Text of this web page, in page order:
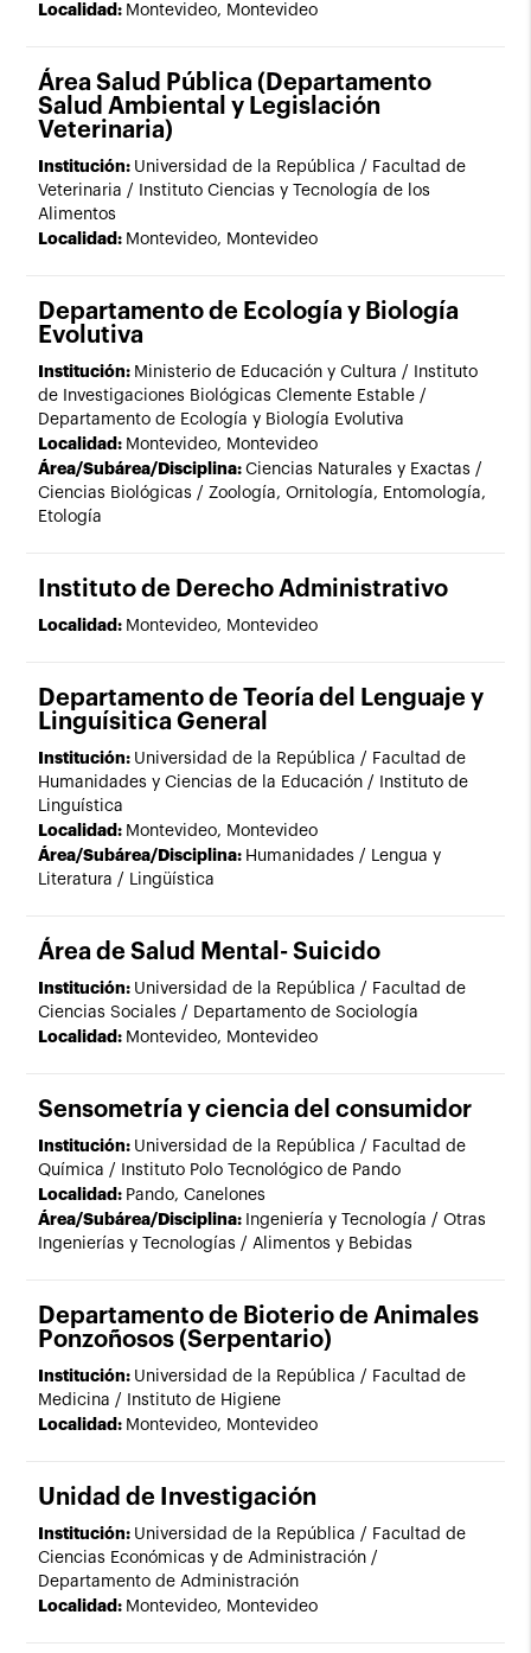
Localidad: Montevideo, Montevideo
Área Salud Pública (Departamento
Salud Ambiental y Legislación
Veterinaria)
Institución: Universidad de la República / Facultad de
Veterinaria / Instituto Ciencias y Tecnología de los
Alimentos
Localidad: Montevideo, Montevideo
Departamento de Ecología y Biología
Evolutiva
Institución: Ministerio de Educación y Cultura / Instituto
de Investigaciones Biológicas Clemente Estable /
Departamento de Ecología y Biología Evolutiva
Localidad: Montevideo, Montevideo
Área/Subárea/Disciplina:Ciencias Naturales y Exactas /
Ciencias Biológicas / Zoología, Ornitología, Entomología,
Etología
Instituto de Derecho Administrativo
Localidad: Montevideo, Montevideo
Departamento de Teoría del Lenguaje y
Linguísitica General
Institución: Universidad de la República / Facultad de
Humanidades y Ciencias de la Educación / Instituto de
Linguística
Localidad: Montevideo, Montevideo
Área/Subárea/Disciplina: Humanidades / Lengua y
Literatura / Lingüística
Área de Salud Mental- Suicido
Institución: Universidad de la República / Facultad de
Ciencias Sociales / Departamento de Sociología
Localidad: Montevideo, Montevideo
Sensometría y ciencia del consumidor
Institución: Universidad de la República / Facultad de
Química / Instituto Polo Tecnológico de Pando
Localidad: Pando, Canelones
Área/Subárea/Disciplina: Ingeniería y Tecnología / Otras
Ingenierías y Tecnologías / Alimentos y Bebidas
Departamento de Bioterio de Animales
Ponzoñosos (Serpentario)
Institución: Universidad de la República / Facultad de
Medicina / Instituto de Higiene
Localidad: Montevideo, Montevideo
Unidad de Investigación
Institución: Universidad de la República / Facultad de
Ciencias Económicas y de Administración /
Departamento de Administración
Localidad: Montevideo, Montevideo